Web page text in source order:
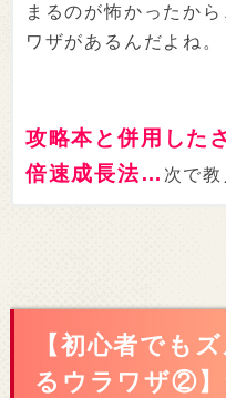
まるのが怖かったか
ワザがあるんだよね。
攻略本と併用した
倍速成長法… 次で
【初心者でも
るウラワザ②